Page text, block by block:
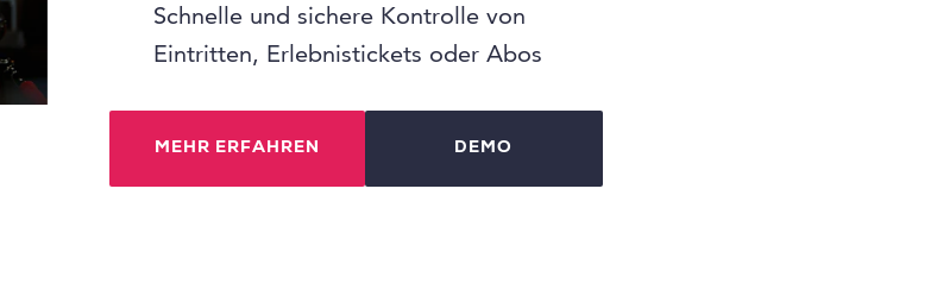
Schnelle und sichere Kontrolle von
Eintritten, Erlebnistickets oder Abos
MEHR ERFAHREN DEMO